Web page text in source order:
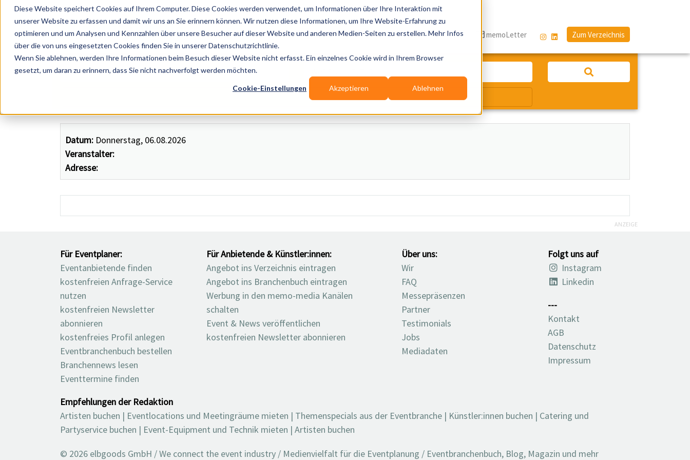
Diese Website speichert Cookies auf Ihrem Computer. Diese Cookies werden verwendet, um Informationen über Ihre Interaktion mit
unserer Website zu erfassen und damit wir uns an Sie erinnern können. Wir nutzen diese Informationen, um Ihre Website-Erfahrung zu
optimieren und um Analysen und Kennzahlen über unsere Besucher auf dieser Website und anderen Medien-Seiten zu erstellen. Mehr Infos
über die von uns eingesetzten Cookies finden Sie in unserer Datenschutzrichtlinie.
Wenn Sie ablehnen, werden Ihre Informationen beim Besuch dieser Website nicht erfasst. Ein einzelnes Cookie wird in Ihrem Browser
gesetzt, um daran zu erinnern, dass Sie nicht nachverfolgt werden möchten.
Cookie-Einstellungen Akzeptieren Ablehnen
Datum: Donnerstag, 06.08.2026
Veranstalter:
Adresse:
Publikationen Branchen-Infos Services Blog memoLetter Zum Verzeichnis
Künstler, Zelte, Bands, Catering, ...
Wir suchen für Dich
ANZEIGE
Für Eventplaner:
Eventanbietende finden
kostenfreien Anfrage-Service
nutzen
kostenfreien Newsletter
abonnieren
kostenfreies Profil anlegen
Eventbranchenbuch bestellen
Branchennews lesen
Eventtermine finden
Für Anbietende & Künstler:innen:
Angebot ins Verzeichnis eintragen
Angebot ins Branchenbuch eintragen
Werbung in den memo-media Kanälen
schalten
Event & News veröffentlichen
kostenfreien Newsletter abonnieren
Über uns:
Wir
FAQ
Messepräsenzen
Partner
Testimonials
Jobs
Mediadaten
Folgt uns auf
Instagram
Linkedin
---
Kontakt
AGB
Datenschutz
Impressum
Empfehlungen der Redaktion
Artisten buchen | Eventlocations und Meetingräume mieten | Themenspecials aus der Eventbranche | Künstler:innen buchen | Catering und
Partyservice buchen | Event-Equipment und Technik mieten | Artisten buchen
© 2026 elbgoods GmbH / We connect the event industry / Medienvielfalt für die Eventplanung / Eventbranchenbuch, Blog, Magazin und mehr